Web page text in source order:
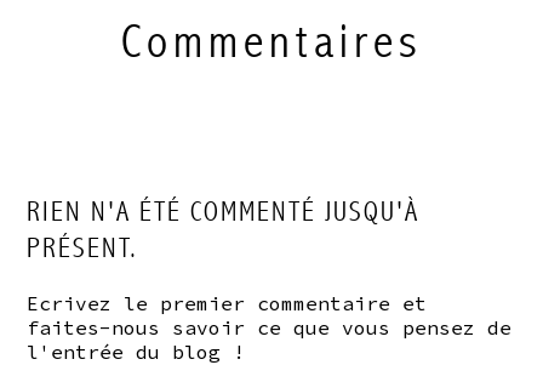
Commentaires
RIEN N'A ÉTÉ COMMENTÉ JUSQU'À
PRÉSENT.
Ecrivez le premier commentaire et
faites-nous savoir ce que vous pensez de
l'entrée du blog !